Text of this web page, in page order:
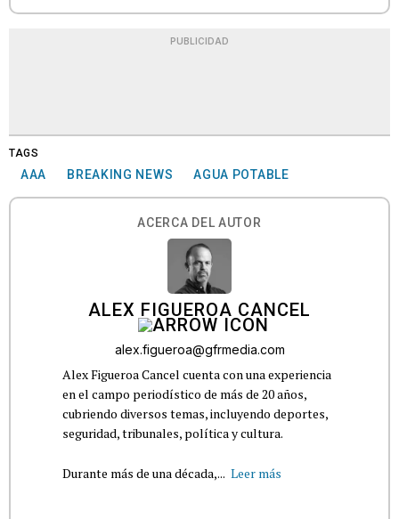
PUBLICIDAD
TAGS
AAA BREAKING NEWS AGUA POTABLE
ACERCA DEL AUTOR
ALEX FIGUEROA CANCEL
alex.figueroa@gfrmedia.com
Alex Figueroa Cancel cuenta con una experiencia
en el campo periodístico de más de 20 años,
cubriendo diversos temas, incluyendo deportes,
seguridad, tribunales, política y cultura.
Durante más de una década,... Leer más